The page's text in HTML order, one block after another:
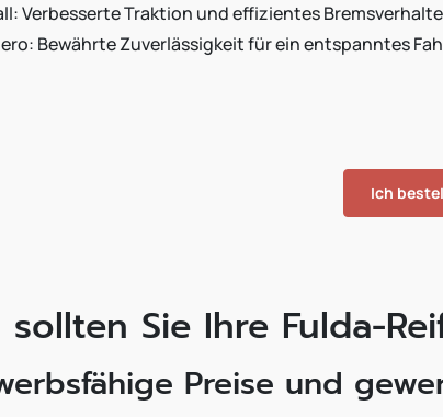
Verbesserte Traktion und effizientes
Bewährte Zuverlässigkeit für ein entspanntes
Ich
sollten Sie Ihre Fulda-
Preise und